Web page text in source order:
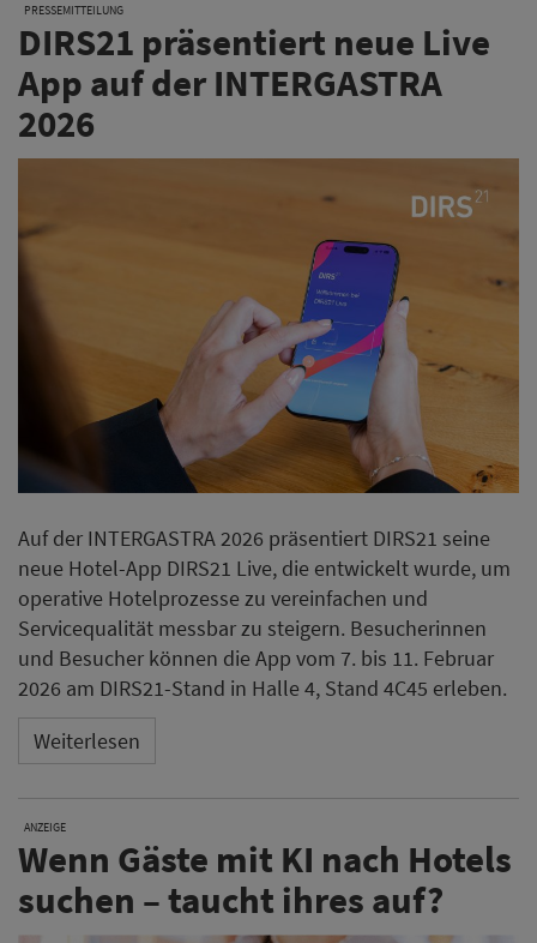
PRESSEMITTEILUNG
DIRS21 präsentiert neue Live
App auf der INTERGASTRA
2026
Auf der INTERGASTRA 2026 präsentiert DIRS21 seine
neue Hotel-App DIRS21 Live, die entwickelt wurde, um
operative Hotelprozesse zu vereinfachen und
Servicequalität messbar zu steigern. Besucherinnen
und Besucher können die App vom 7. bis 11. Februar
2026 am DIRS21-Stand in Halle 4, Stand 4C45 erleben.
Weiterlesen
ANZEIGE
Wenn Gäste mit KI nach Hotels
suchen – taucht ihres auf?